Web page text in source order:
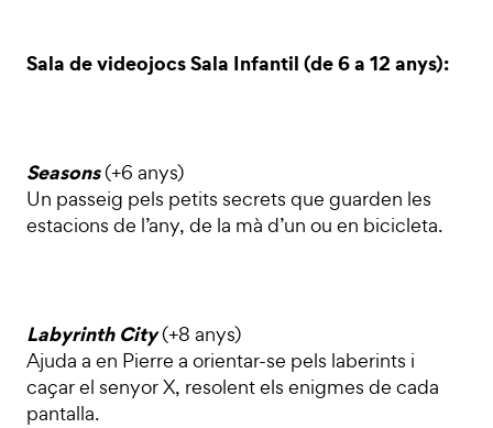
Sala de videojocs Sala Infantil (de 6 a 12 anys):
Seasons(+6 anys)
Un passeig pels petits secrets que guarden les
estacions de l’any, de la mà d’un ou en bicicleta.
Labyrinth City(+8 anys)
Ajuda a en Pierre a orientar-se pels laberints i
caçar el senyor X, resolent els enigmes de cada
pantalla.